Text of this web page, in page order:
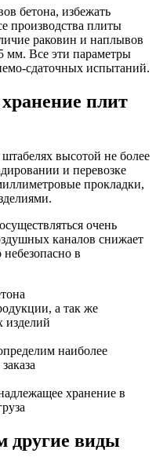
бетона, избежать
производства плиты
раковин и наплывов
мм. Все эти параметры
сдаточных испытаний.
плит
высотой не более
и перевозке
прокладки,
очень
каналов снижает
в
а так же
изделий
наиболее
хранение в
другие виды